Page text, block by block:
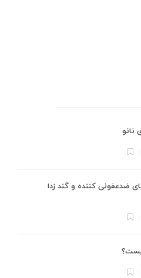
نانو
ضدعفونی کننده و گند زدا